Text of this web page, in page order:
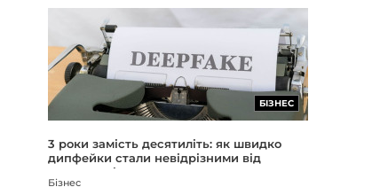
БІЗНЕС
3 роки замість десятиліть: як швидко
дипфейки стали невідрізними від
реальності
Бізнес